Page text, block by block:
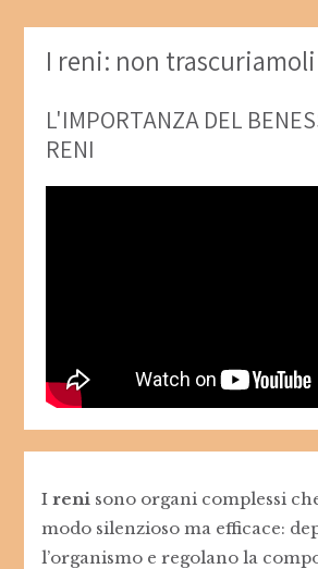
I reni: non
L'IMPORTANZA DEL
RENI
Ireni sono organi complessi
modo silenzioso ma efficace:
l’organismo e regolano la